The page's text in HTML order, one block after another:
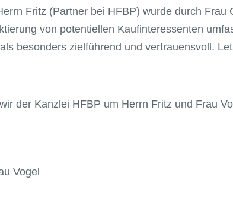
Fritz (Partner bei HFBP) wurde durch
von potentiellen Kaufinteressenten
besonders zielführend und vertrauensvoll.
der Kanzlei HFBP um Herrn Fritz und Frau
Vogel